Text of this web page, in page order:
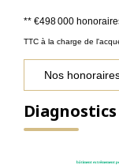
** €498 000
TTC à la charge de
Nos